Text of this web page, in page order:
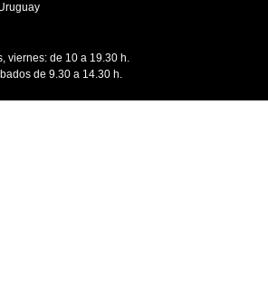
viernes: de 10 a 19.30 h.
de 9.30 a 14.30 h.